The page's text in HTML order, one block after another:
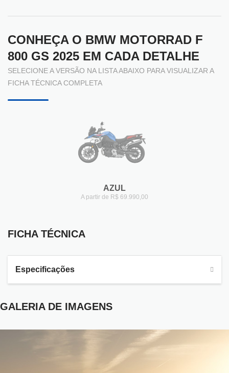
CONHEÇA O BMW MOTORRAD F
800 GS 2025 EM CADA DETALHE
SELECIONE A VERSÃO NA LISTA ABAIXO PARA VISUALIZAR A
FICHA TÉCNICA COMPLETA
AZUL
A partir de R$ 69.990,00
FICHA TÉCNICA
Especificações
GALERIA DE IMAGENS